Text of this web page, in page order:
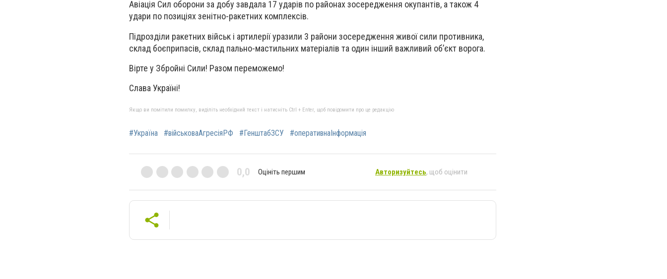
Авіація Сил оборони за добу завдала 17 ударів по районах зосередження окупантів, а також 4
удари по позиціях зенітно-ракетних комплексів.
Підрозділи ракетних військ і артилерії уразили 3 райони зосередження живої сили противника,
склад боєприпасів, склад пально-мастильних матеріалів та один інший важливий об’єкт ворога.
Вірте у Збройні Сили! Разом переможемо!
Слава Україні!
Якщо ви помітили помилку, виділіть необхідний текст і натисніть Ctrl + Enter, щоб повідомити про це редакцію
#Україна #військоваАгресіяРФ #ГенштабЗСУ #оперативнаІнформація
0,0 Оцініть першим Авторизуйтесь, щоб оцінити